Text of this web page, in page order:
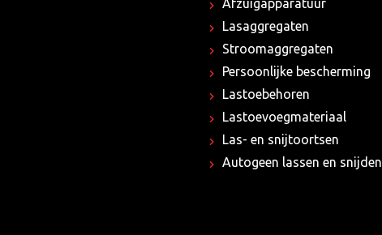
Afzuigapparatuur
Lasaggregaten
Stroomaggregaten
Persoonlijke bescherming
Lastoebehoren
Lastoevoegmateriaal
Las- en snijtoortsen
Autogeen lassen en snijden